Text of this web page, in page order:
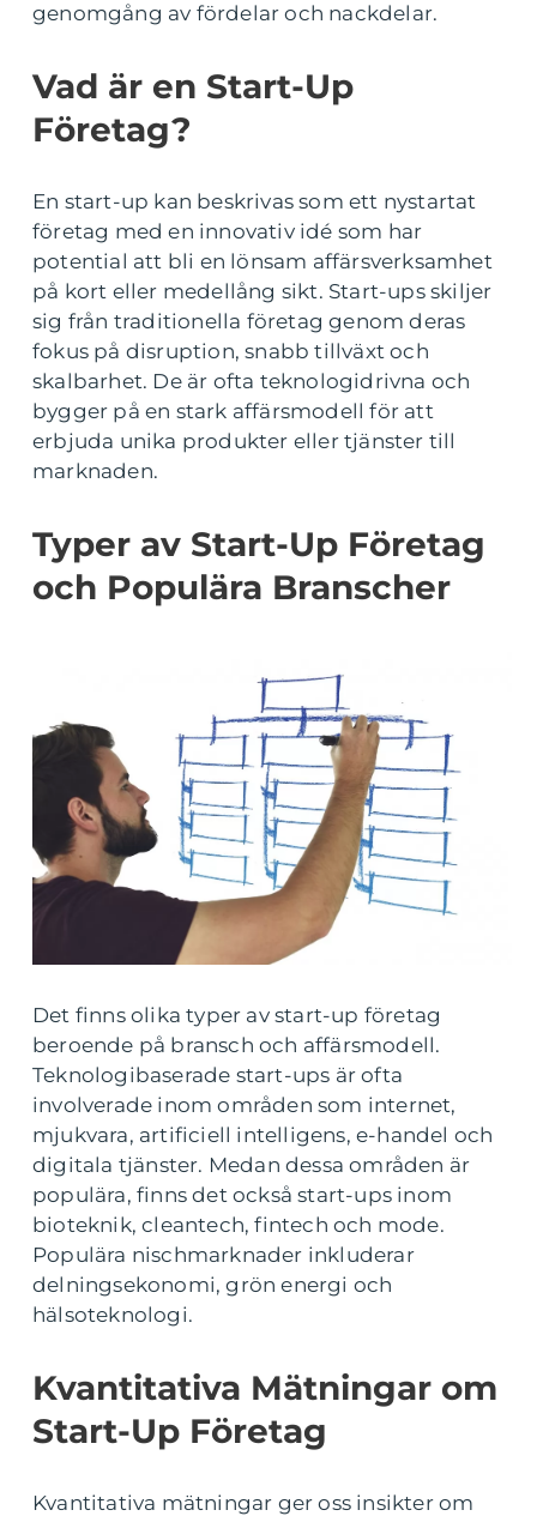
genomgång av fördelar och nackdelar.
Vad är en Start-Up
Företag?
En start-up kan beskrivas som ett nystartat
företag med en innovativ idé som har
potential att bli en lönsam affärsverksamhet
på kort eller medellång sikt. Start-ups skiljer
sig från traditionella företag genom deras
fokus på disruption, snabb tillväxt och
skalbarhet. De är ofta teknologidrivna och
bygger på en stark affärsmodell för att
erbjuda unika produkter eller tjänster till
marknaden.
Typer av Start-Up Företag
och Populära Branscher
Det finns olika typer av start-up företag
beroende på bransch och affärsmodell.
Teknologibaserade start-ups är ofta
involverade inom områden som internet,
mjukvara, artificiell intelligens, e-handel och
digitala tjänster. Medan dessa områden är
populära, finns det också start-ups inom
bioteknik, cleantech, fintech och mode.
Populära nischmarknader inkluderar
delningsekonomi, grön energi och
hälsoteknologi.
Kvantitativa Mätningar om
Start-Up Företag
Kvantitativa mätningar ger oss insikter om